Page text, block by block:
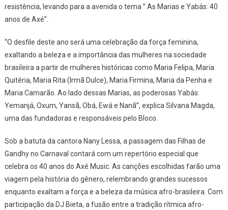
Anos
resistência, levando para a avenida o tema ” As Marias e Yabás: 40
anos de Axé”.
“O desfile deste ano será uma celebração da força feminina,
exaltando a beleza e a importância das mulheres na sociedade
brasileira a partir de mulheres históricas como Maria Felipa, Maria
Quitéria, Maria Rita (Irmã Dulce), Maria Firmina, Maria da Penha e
Maria Camarão. Ao lado dessas Marias, as poderosas Yabás:
Yemanjá, Oxum, Yansã, Obá, Ewá e Nanã”, explica Silvana Magda,
uma das fundadoras e responsáveis pelo Bloco.
Sob a batuta da cantora Nany Lessa, a passagem das Filhas de
Gandhy no Carnaval contará com um repertório especial que
celebra os 40 anos do Axé Music. As canções escolhidas farão uma
viagem pela história do gênero, relembrando grandes sucessos
enquanto exaltam a força e a beleza da música afro-brasileira. Com
participação da DJ Bieta, a fusão entre a tradição rítmica afro-